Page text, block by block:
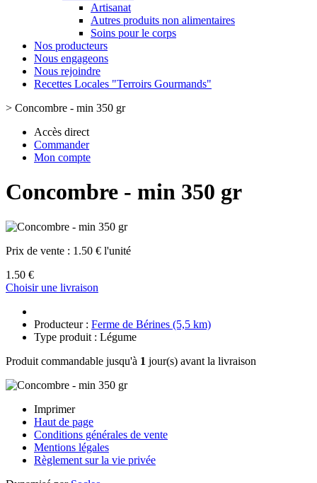
Artisanat
Autres produits non alimentaires
Soins pour le corps
Nos producteurs
Nous engageons
Nous rejoindre
Recettes Locales "Terroirs Gourmands"
> Concombre - min 350 gr
Accès direct
Commander
Mon compte
Concombre - min 350 gr
Prix de vente : 1.50 € l'unité
1.50 €
Choisir une livraison
Producteur : Ferme de Bérines (5,5 km)
Type produit : Légume
Produit commandable jusqu'à 1 jour(s) avant la livraison
Imprimer
Haut de page
Conditions générales de vente
Mentions légales
Règlement sur la vie privée